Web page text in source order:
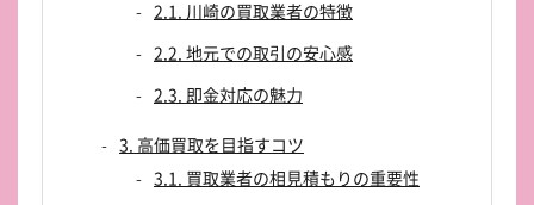
2.1. 川崎の買取業者の特徴
2.2. 地元での取引の安心感
2.3. 即金対応の魅力
3. 高価買取を目指すコツ
3.1. 買取業者の相見積もりの重要性